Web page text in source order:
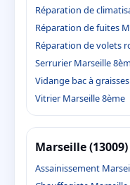
Réparation de
Réparation de fuites
Réparation de volets
Serrurier Marseille
Vidange bac à
Vitrier Marseille 8ème
Marseille (13009)
Assainissement